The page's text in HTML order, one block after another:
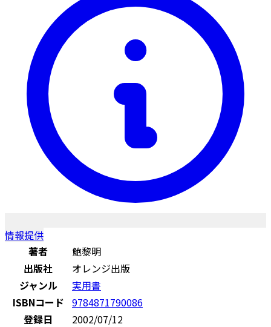
情報提供
著者
鮑黎明
出版社
オレンジ出版
ジャンル
実用書
ISBNコード 9784871790086
登録日
2002/07/12